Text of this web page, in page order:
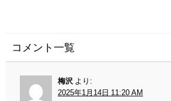
コメント一覧
梅沢
より:
2025年1月14日 11:20 AM